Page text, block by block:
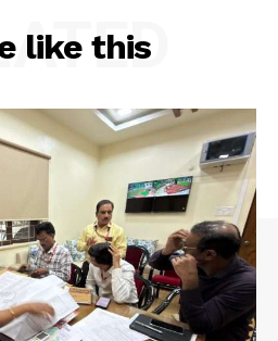
like this